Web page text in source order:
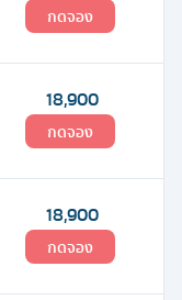
กดจอง
18,900
กดจอง
18,900
กดจอง